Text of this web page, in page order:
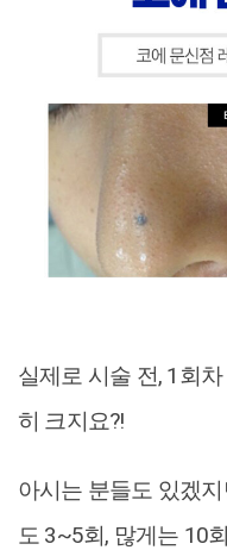
실제로 시술 전, 1회
히 크지요?!
아시는 분들도 있겠
도 3~5회, 많게는 10